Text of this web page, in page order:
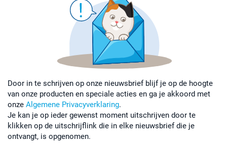
Door in te schrijven op onze nieuwsbrief blijf je op de hoogte
van onze producten en speciale acties en ga je akkoord met
onze Algemene Privacyverklaring.
Je kan je op ieder gewenst moment uitschrijven door te
klikken op de uitschrijflink die in elke nieuwsbrief die je
ontvangt, is opgenomen.